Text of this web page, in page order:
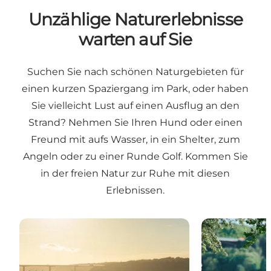
Unzählige Naturerlebnisse
warten auf Sie
Suchen Sie nach schönen Naturgebieten für
einen kurzen Spaziergang im Park, oder haben
Sie vielleicht Lust auf einen Ausflug an den
Strand? Nehmen Sie Ihren Hund oder einen
Freund mit aufs Wasser, in ein Shelter, zum
Angeln oder zu einer Runde Golf. Kommen Sie
in der freien Natur zur Ruhe mit diesen
Erlebnissen.
Strände am Vejle Fjord Gärten,